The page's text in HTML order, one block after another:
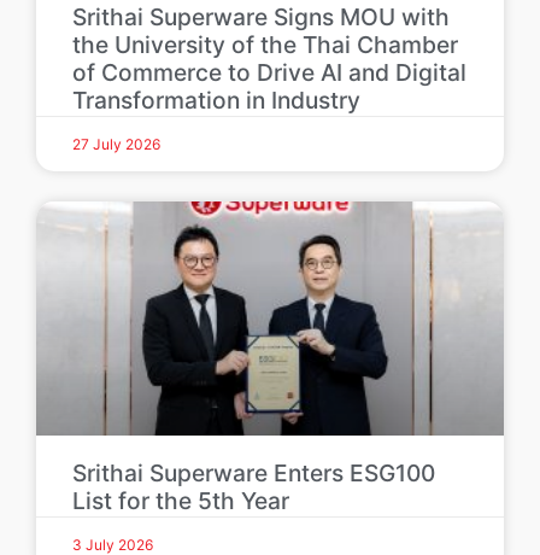
Srithai Superware Signs MOU with
the University of the Thai Chamber
of Commerce to Drive AI and Digital
Transformation in Industry
27 July 2026
Srithai Superware Enters ESG100
List for the 5th Year
3 July 2026